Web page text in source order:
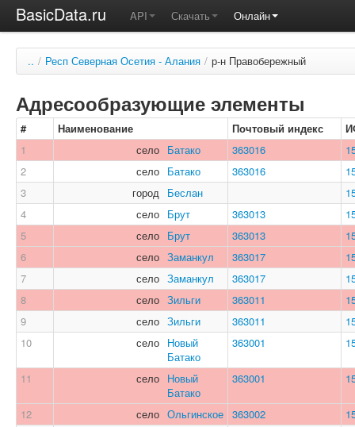
BasicData.ru API Скачать Онлайн
.. / Респ Северная Осетия - Алания / р-н Правобережный
Адресообразующие элементы
# Наименование Почтовый индекс
1
село Батако 363016
2
село Батако 363016
3
город Беслан
4
село Брут 363013
5
село Брут 363013
6
село Заманкул 363017
7
село Заманкул 363017
8
село Зильги 363011
9
село Зильги 363011
10
село Новый
Батако
363001
11 село Новый
Батако
363001
12 село Ольгинское 363002